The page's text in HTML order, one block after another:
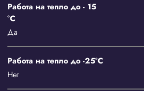
Работа на тепло до - 15
°С
Да
Работа на тепло до -25°C
Нет